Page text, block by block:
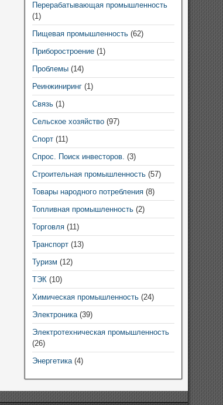
Перерабатывающая промышленность
(1)
Пищевая промышленность(62)
Приборостроение(1)
Проблемы(14)
Реинжиниринг(1)
Связь(1)
Сельское хозяйство(97)
Спорт(11)
Спрос. Поиск инвесторов. (3)
Строительная промышленность(57)
Товары народного потребления(8)
Топливная промышленность(2)
Торговля(11)
Транспорт(13)
Туризм (12)
ТЭК(10)
Химическая промышленность(24)
Электроника(39)
Электротехническая промышленность
(26)
Энергетика(4)